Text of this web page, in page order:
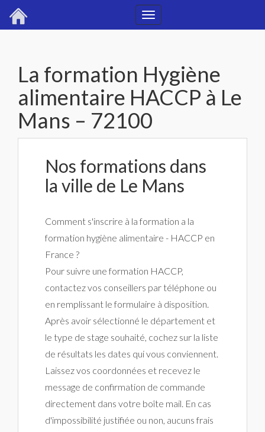
Toggle
La formation Hygiène
alimentaire HACCP à Le
Mans – 72100
Nos formations dans
la ville de Le Mans
Comment s'inscrire à la formation a la
formation hygiène alimentaire - HACCP en
France ?
Pour suivre une formation HACCP,
contactez vos conseillers par téléphone ou
en remplissant le formulaire à disposition.
Après avoir sélectionné le département et
le type de stage souhaité, cochez sur la liste
de résultats les dates qui vous conviennent.
Laissez vos coordonnées et recevez le
message de confirmation de commande
directement dans votre boîte mail. En cas
d'impossibilité justifiée ou non, aucuns frais